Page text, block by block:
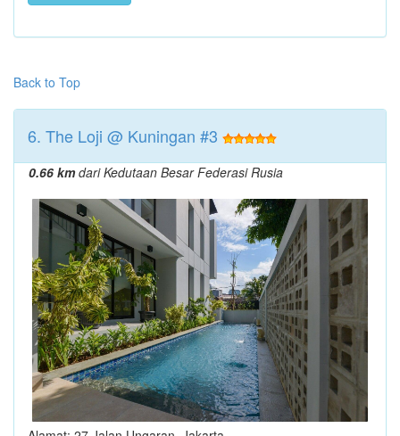
Back to Top
6. The Loji @ Kuningan #3
0.66 kmdari Kedutaan Besar Federasi Rusia